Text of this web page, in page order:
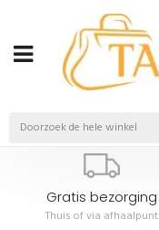
Gratis bezorging
Thuis of via afhaalpunt